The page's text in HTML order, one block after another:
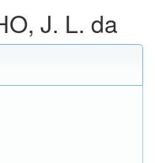
J. L. da